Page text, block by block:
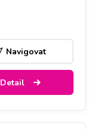
Navigovat
Detail